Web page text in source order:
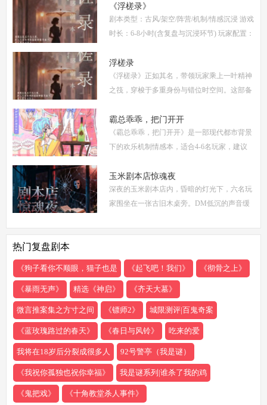
复盘、体验测评、新本攻略、类型时间和玩家
点
《浮槎录》
剧本类型：古风/架空/阵营/机制/情感沉浸 游戏
时长：6-8小时(含复盘与沉浸环节) 玩家配置：
别选择以增强代入感) 适合玩家：适合喜爱深
度
浮槎录
《浮槎录》正如其名，带领玩家乘上一叶精神
之筏，穿梭于多重身份与错位时空间。这部备
精密的机制设计和深刻的人性探讨，在剧本杀
圈
霸总乖乖，把门开开
《霸总乖乖，把门开开》是一部现代都市背景
下的欢乐机制情感本，适合4-6名玩家，建议
争、家族恩怨与情感纠葛，以轻松幽默的笔触
描绘了一
玉米剧本店惊魂夜
深夜的玉米剧本店内，昏暗的灯光下，六名玩
家围坐在一张古旧木桌旁。DM低沉的声音缓
热门复盘剧本
《狗子看你不顺眼，猫子也是 《起飞吧！我们》 《彻骨之上》
《暴雨无声》 精选《神启》 《齐天大墓》
微言推案集之方寸之间 《镖师2》 城限测评|百鬼奇案
《蓝玫瑰路过的春天》 《春日与风铃》 吃来的爱
我将在18岁后分裂成很多人 92号警亭（我是谜）
《我祝你孤独也祝你幸福》 我是谜系列|谁杀了我的鸡
《鬼把戏》 《十角教堂杀人事件》